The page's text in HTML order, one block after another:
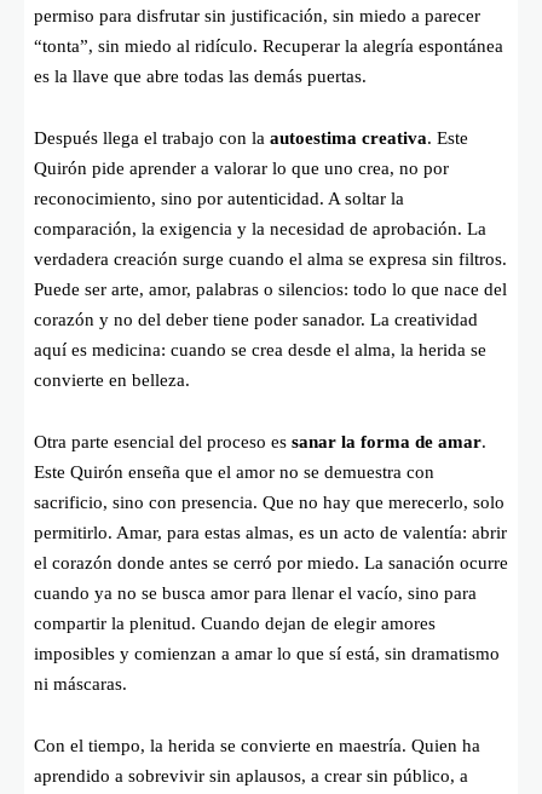
permiso para disfrutar sin justificación, sin miedo a parecer
“tonta”, sin miedo al ridículo. Recuperar la alegría espontánea
es la llave que abre todas las demás puertas.
Después llega el trabajo con la autoestima creativa. Este
Quirón pide aprender a valorar lo que uno crea, no por
reconocimiento, sino por autenticidad. A soltar la
comparación, la exigencia y la necesidad de aprobación. La
verdadera creación surge cuando el alma se expresa sin filtros.
Puede ser arte, amor, palabras o silencios: todo lo que nace del
corazón y no del deber tiene poder sanador. La creatividad
aquí es medicina: cuando se crea desde el alma, la herida se
convierte en belleza.
Otra parte esencial del proceso es sanar la forma de amar.
Este Quirón enseña que el amor no se demuestra con
sacrificio, sino con presencia. Que no hay que merecerlo, solo
permitirlo. Amar, para estas almas, es un acto de valentía: abrir
el corazón donde antes se cerró por miedo. La sanación ocurre
cuando ya no se busca amor para llenar el vacío, sino para
compartir la plenitud. Cuando dejan de elegir amores
imposibles y comienzan a amar lo que sí está, sin dramatismo
ni máscaras.
Con el tiempo, la herida se convierte en maestría. Quien ha
aprendido a sobrevivir sin aplausos, a crear sin público, a